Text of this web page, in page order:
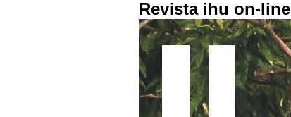
Revista ihu on-line